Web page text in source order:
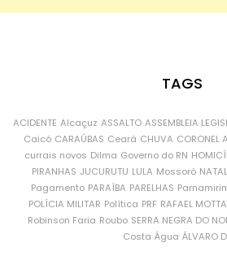
TAGS
ACIDENTE Alcaçuz ASSALTO ASSEMBLEIA
Caicó CARAÚBAS Ceará CHUVA CORONEL
currais novos Dilma Governo do RN
PIRANHAS JUCURUTU LULA Mossoró NATAL
Pagamento PARAÍBA PARELHAS
POLÍCIA MILITAR Política PRF RAFAEL MOTTA
Robinson Faria Roubo SERRA NEGRA DO
Costa Água ÁLVARO